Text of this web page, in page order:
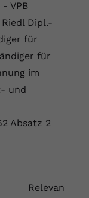
VPB
Dipl.-
für
für
im
und
Absatz 2
Relevan